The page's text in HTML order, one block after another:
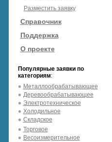
Разместить заявку
Справочник
Поддержка
О проекте
Популярные заявки по
категориям:
Металлообрабатывающее
Деревообрабатывающее
Электротехническое
Холодильное
Складское
Торговое
Весоизмерительное